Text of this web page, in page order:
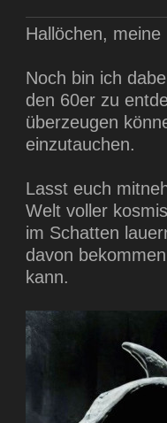
Hallöchen,
Noch bin ich
den 60er zu
überzeugen
einzutauchen.
Lasst euch
Welt voller
im Schatten
davon
kann.